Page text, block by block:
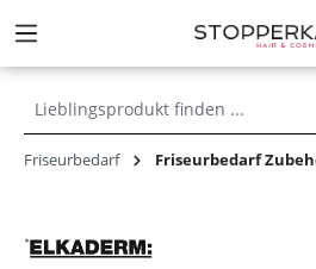
springen
Friseurbedarf Friseurbedarf